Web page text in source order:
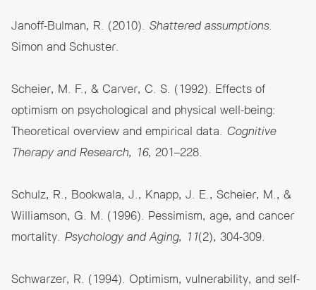
Janoff-Bulman, R. (2010). Shattered assumptions.
Simon and Schuster.
Scheier, M. F., & Carver, C. S. (1992). Effects of
optimism on psychological and physical well-being:
Theoretical overview and empirical data. Cognitive
Therapy and Research, 16, 201–228.
Schulz, R., Bookwala, J., Knapp, J. E., Scheier, M., &
Williamson, G. M. (1996). Pessimism, age, and cancer
mortality. Psychology and Aging, 11(2), 304-309.
Schwarzer, R. (1994). Optimism, vulnerability, and self-